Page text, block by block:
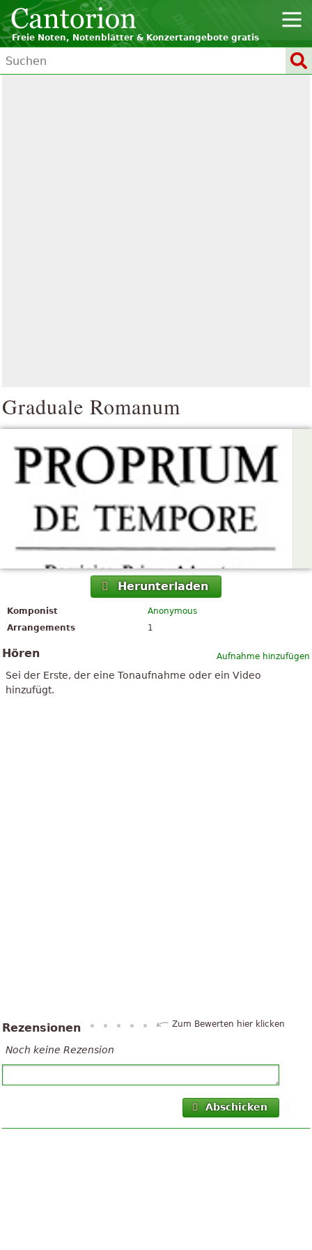
Freie Noten, Notenblätter & Konzertangebote gratis
Graduale Romanum
Herunterladen
Komponist
Anonymous
Arrangements
1
Aufnahme hinzufügen
Hören
Sei der Erste, der eine Tonaufnahme oder ein Video
hinzufügt.
Rezensionen Zum Bewerten hier klicken
Noch keine Rezension
Abschicken